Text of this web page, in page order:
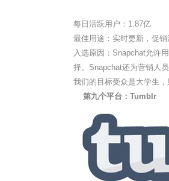
每日活跃用户：1.87亿
最佳用途：实时更新，促销
入选原因：Snapchat允许
择。Snapchat还为营销人
我们的目标受众是大学生，
第九个平台：Tumblr